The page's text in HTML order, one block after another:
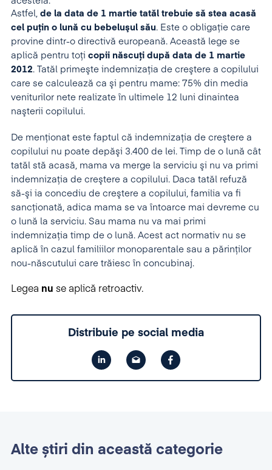
Astfel, de la data de 1 martie tatăl trebuie să stea acasă
cel puţin o lună cu bebeluşul său. Este o obligaţie care
provine dintr-o directivă europeană. Această lege se
aplică pentru toți copii născuți după data de 1 martie
2012. Tatăl primeşte indemnizaţia de creştere a copilului
care se calculează ca şi pentru mame: 75% din media
veniturilor nete realizate în ultimele 12 luni dinaintea
naşterii copilului.
De menţionat este faptul că indemnizaţia de creştere a
copilului nu poate depăşi 3.400 de lei. Timp de o lună cât
tatăl stă acasă, mama va merge la serviciu şi nu va primi
indemnizaţia de creştere a copilului. Daca tatăl refuză
să-şi ia concediu de creştere a copilului, familia va fi
sancţionată, adica mama se va întoarce mai devreme cu
o lună la serviciu. Sau mama nu va mai primi
indemnizaţia timp de o lună. Acest act normativ nu se
aplică în cazul familiilor monoparentale sau a părinţilor
nou-născutului care trăiesc în concubinaj.
Legea nu se aplică retroactiv.
Distribuie pe social media
Alte știri din această categorie